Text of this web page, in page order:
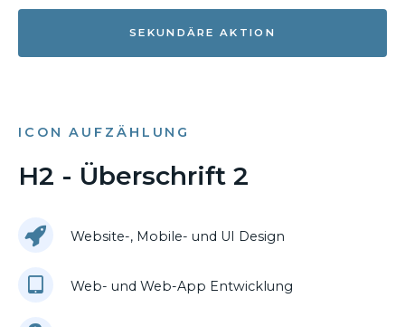
SEKUNDÄRE AKTION
ICON AUFZÄHLUNG
H2 - Überschrift 2
Website-, Mobile- und UI Design
Web- und Web-App Entwicklung